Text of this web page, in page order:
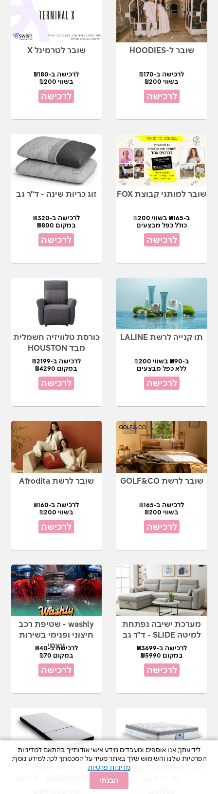
שובר ל-HOODIES
לרכישה ב-₪170
בשווי ₪200
לרכישה
שובר לטרמינל X
לרכישה ב-₪180
בשווי ₪200
לרכישה
שובר למותגי קבוצת FOX
ב-₪165 בשווי ₪200
כולל כפל מבצעים
לרכישה
זוג כריות שינה - ד"ר גב
לרכישה ב-₪320
במקום ₪800
לרכישה
תו קנייה לרשת LALINE
ב-₪90 בשווי ₪200
ללא כפל מבצעים
לרכישה
כורסת טלוויזיה חשמלית
מבד HOUSTON
לרכישה ב-₪2199
במקום ₪4290
לרכישה
שובר לרשת GOLF&CO
לרכישה ב-₪165
בשווי ₪200
לרכישה
שובר לרשת Afrodita
לרכישה ב-₪160
בשווי ₪200
לרכישה
מערכת ישיבה נפתחת
למיטה SLIDE - ד"ר גב
לרכישה ב-₪3699
במקום ₪5990
לרכישה
washly - שטיפת רכב
חיצוני ופנימי בשירות
עצמי
לרכישה ב-₪40
במקום ₪70
לרכישה
מזרן ULTRA COMFORT
לידיעתך, אנו אוספים ומעבדים מידע אישי אודותייך בהתאם למדיניות
הפרטיות שלנו והשימוש שלך באתר מעיד על הסכמתך לכך. למידע נוסף:
מדיניות פרטיות
הבנתי